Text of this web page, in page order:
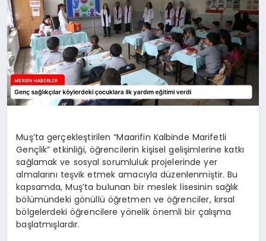
Muş’ta gerçekleştirilen “Maarifin Kalbinde Marifetli
Gençlik” etkinliği, öğrencilerin kişisel gelişimlerine katkı
sağlamak ve sosyal sorumluluk projelerinde yer
almalarını teşvik etmek amacıyla düzenlenmiştir. Bu
kapsamda, Muş’ta bulunan bir meslek lisesinin sağlık
bölümündeki gönüllü öğretmen ve öğrenciler, kırsal
bölgelerdeki öğrencilere yönelik önemli bir çalışma
başlatmışlardır.